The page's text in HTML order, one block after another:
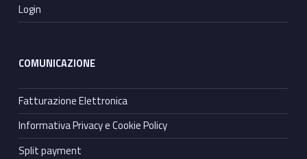
Login
COMUNICAZIONE
Fatturazione Elettronica
Informativa Privacy e Cookie Policy
Split payment